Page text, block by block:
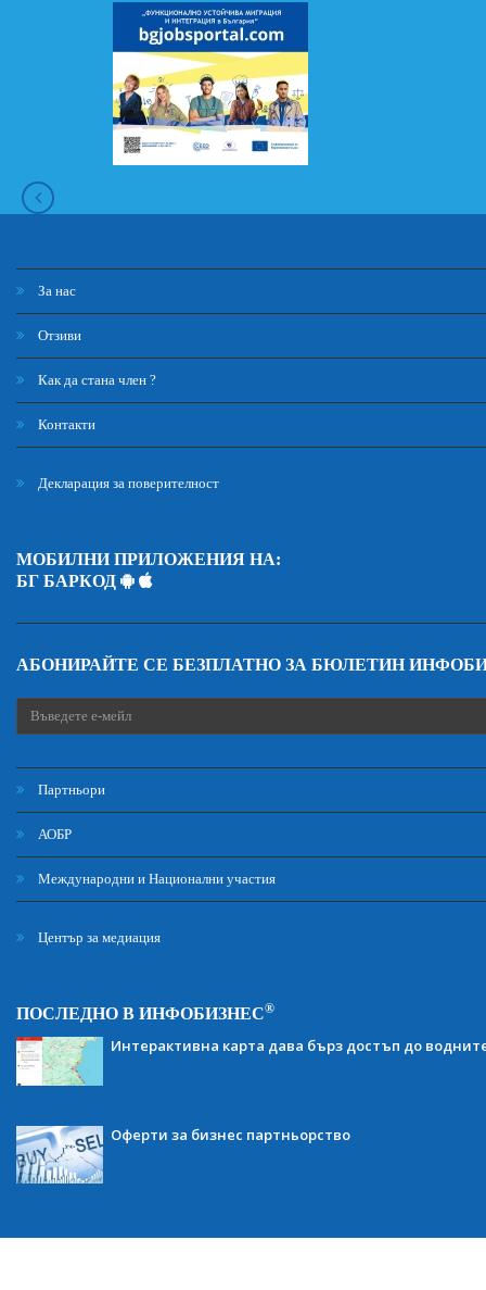
За нас
Отзиви
Как да стана член ?
Контакти
Декларация за поверителност
МОБИЛНИ ПРИЛОЖЕНИЯ НА:
БГ БАРКОД
АБОНИРАЙТЕ СЕ БЕЗПЛАТНО ЗА БЮЛЕТИН
Партньори
АОБР
Международни и Национални участия
Център за медиация
ПОСЛЕДНО В ИНФОБИЗНЕС®
Интерактивна карта дава бърз достъп до
Оферти за бизнес партньорство